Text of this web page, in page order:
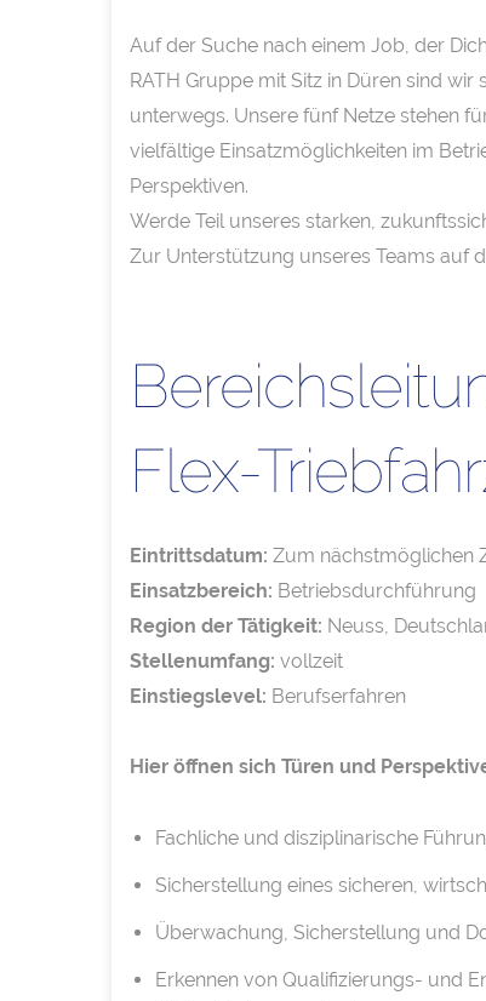
Auf der Suche nach einem Job, der
RATH Gruppe mit Sitz in Düren sind
unterwegs. Unsere fünf Netze stehen
vielfältige Einsatzmöglichkeiten im
Perspektiven.
Werde Teil unseres starken,
Zur Unterstützung unseres Teams auf
Flex-
Eintrittsdatum: Zum nächstmöglichen
Einsatzbereich: Betriebsdurchführung
Region der Tätigkeit: Neuss,
Stellenumfang: vollzeit
Einstiegslevel: Berufserfahren
Hier öffnen sich Türen und
Fachliche und disziplinarische
Sicherstellung eines sicheren,
Überwachung, Sicherstellung und
Erkennen von Qualifizierungs- und